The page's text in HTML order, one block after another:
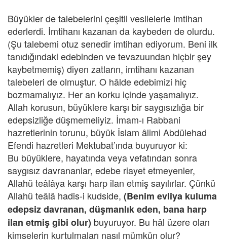
Büyükler de talebelerini çeşitli vesilelerle imtihan
ederlerdi. İmtihanı kazanan da kaybeden de olurdu.
(Şu talebemi otuz senedir imtihan ediyorum. Beni ilk
tanıdığındaki edebinden ve tevazuundan hiçbir şey
kaybetmemiş) diyen zatların, imtihanı kazanan
talebeleri de olmuştur. O hâlde edebimizi hiç
bozmamalıyız. Her an korku içinde yaşamalıyız.
Allah korusun, büyüklere karşı bir saygısızlığa bir
edepsizliğe düşmemeliyiz. İmam-ı Rabbani
hazretlerinin torunu, büyük İslam âlimi Abdülehad
Efendi hazretleri Mektubat’ında buyuruyor ki:
Bu büyüklere, hayatında veya vefatından sonra
saygısız davrananlar, edebe riayet etmeyenler,
Allahü teâlâya karşı harp ilan etmiş sayılırlar. Çünkü
Allahü teâlâ hadis-i kudside, (Benim evliya kuluma
edepsiz davranan, düşmanlık eden, bana harp
ilan etmiş gibi olur) buyuruyor. Bu hâl üzere olan
kimselerin kurtulmaları nasıl mümkün olur?